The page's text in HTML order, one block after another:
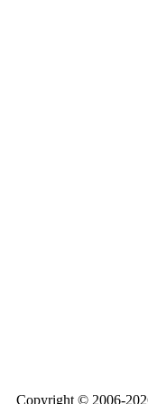
Copyright © 2006-